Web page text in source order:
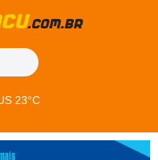
23°C